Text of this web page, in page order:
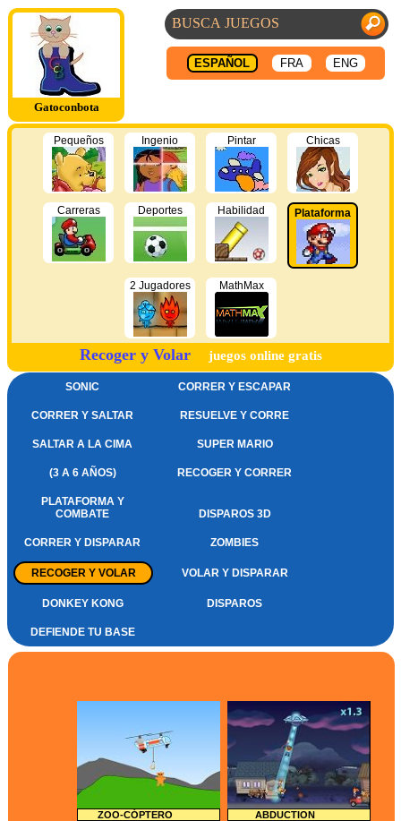
Gatoconbota
ESPAÑOL FRA ENG
Pequeños Ingenio Pintar Chicas
Carreras Deportes Habilidad Plataforma
2 Jugadores MathMax
Recoger y Volar juegos online gratis
SONIC CORRER Y ESCAPAR
CORRER Y SALTAR RESUELVE Y CORRE
SALTAR A LA CIMA SUPER MARIO
(3 A 6 AÑOS) RECOGER Y CORRER
PLATAFORMA Y
COMBATE
DISPAROS 3D
CORRER Y DISPARAR ZOMBIES
RECOGER Y VOLAR VOLAR Y DISPARAR
DONKEY KONG DISPAROS
DEFIENDE TU BASE
ZOO-CÓPTERO ABDUCTION